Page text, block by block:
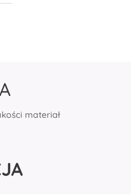
materiał